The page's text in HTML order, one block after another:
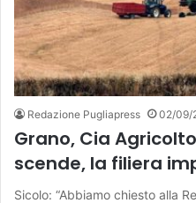
Redazione Pugliapress 02/09/
Grano, Cia
scende, la filiera
Sicolo: “Abbiamo chiesto alla